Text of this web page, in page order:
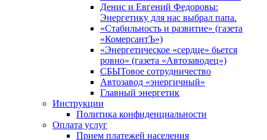
Денис и Евгений Федоровы:
Энергетику для нас выбрал папа.
«Стабильность и развитие» (газета
«КомерсантЪ»)
«Энергетическое «сердце» бьется
ровно» (газета «Автозаводец»)
СБЫТовое сотрудничество
Автозавод «энергичный»
Главный энергетик
Инструкции
Политика конфиденциальности
Оплата услуг
Прием платежей населения